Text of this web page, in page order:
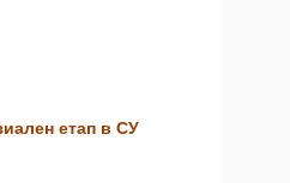
етап в СУ